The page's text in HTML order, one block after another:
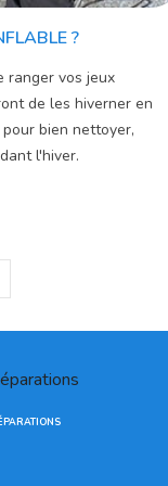
?
ranger vos jeux
de les hiverner en
bien nettoyer,
l'hiver.